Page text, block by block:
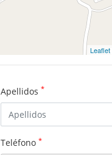
Leaflet
Apellidos *
Teléfono *